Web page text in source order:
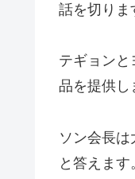
話を切りま
テギョン
品を提供し
ソン会長
と答えま